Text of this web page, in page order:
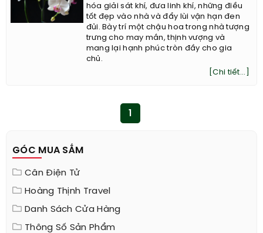
hóa giải sát khí, đưa linh khí, những điều
tốt đẹp vào nhà và đẩy lùi vận hạn đen
đủi. Bày trí một chậu hoa trong nhà tượng
trưng cho may mắn, thịnh vượng và
mang lại hạnh phúc tròn đầy cho gia
chủ.
[Chi tiết...]
GÓC MUA SẮM
Cân Điện Tử
Hoàng Thịnh Travel
Danh Sách Cửa Hàng
Thông Số Sản Phẩm